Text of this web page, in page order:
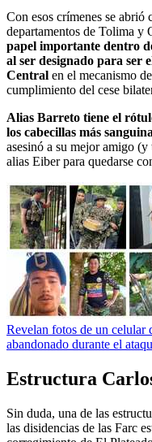
Con esos crímenes se abrió
departamentos de Tolima y
papel importante dentro
al ser designado para ser
Central en el mecanismo
cumplimiento del cese
Alias Barreto tiene el
los cabecillas más
asesinó a su mejor amigo
alias Eiber para quedarse
Revelan fotos de un celular
abandonado durante el
Estructura
Sin duda, una de las
las disidencias de las Farc